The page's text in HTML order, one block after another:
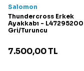
Salomon
Thundercross Erkek
Ayakkabı - L47295200
Gri/Turuncu
7.500,00TL